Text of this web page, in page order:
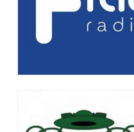
Pierwsza Komunia
Pierwsza Komunia
Galerie 2020
Wizytacja Kanoniczna